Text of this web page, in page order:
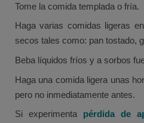
Tome la comida templada o fría.
Haga varias comidas ligeras
secos tales como: pan tostado,
Beba líquidos fríos y a sorbos
Haga una comida ligera unas
pero no inmediatamente antes.
Si experimenta pérdida de